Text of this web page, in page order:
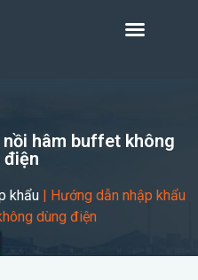
hâm buffet không
điện
khẩu| Hướng dẫn nhập khẩu
dùng điện